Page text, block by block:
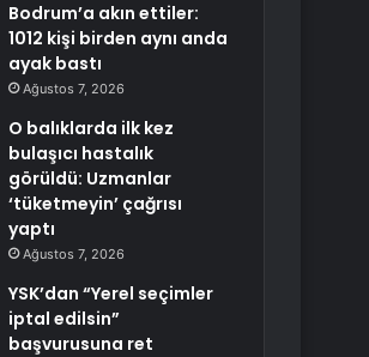
Bodrum’a akın ettiler:
1012 kişi birden aynı anda
ayak bastı
Ağustos 7, 2026
O balıklarda ilk kez
bulaşıcı hastalık
görüldü: Uzmanlar
‘tüketmeyin’ çağrısı
yaptı
Ağustos 7, 2026
YSK’dan “Yerel seçimler
iptal edilsin”
başvurusuna ret